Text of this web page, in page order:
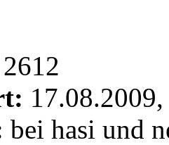
2612
bei hasi und